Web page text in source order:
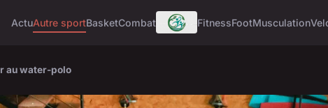
ActuAutre sportBasketCombat FitnessFootMusculation
au water-polo